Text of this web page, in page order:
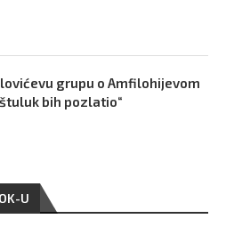
grupu o Amfilohijevom
bih pozlatio“
U